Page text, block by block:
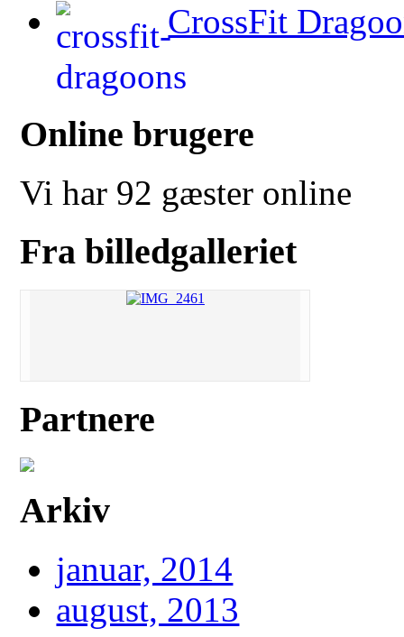
CrossFit
Online brugere
Vi har 92 gæster online
Fra billedgalleriet
Partnere
Arkiv
januar, 2014
august, 2013